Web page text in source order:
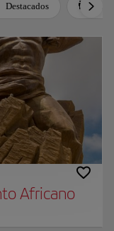
Destacados Para
Africano